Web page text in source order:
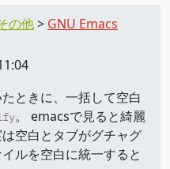
の他 GNU Emacs
ときに、一括して空白
。 emacsで見ると綺麗
空白とタブがグチャグ
ルを空白に統一すると